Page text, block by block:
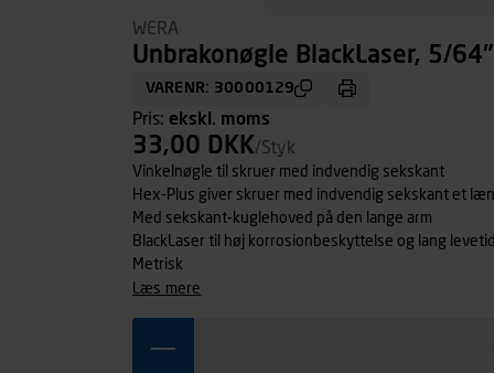
WERA
Unbrakonøgle BlackLaser, 5/
VARENR: 30000129
Pris: ekskl. moms
33,00 DKK/Styk
Vinkelnøgle til skruer med indvendig sekskant
Hex-Plus giver skruer med indvendig sekskant et
Med sekskant-kuglehoved på den lange arm
BlackLaser til høj korrosionbeskyttelse og lang
Metrisk
læs mere